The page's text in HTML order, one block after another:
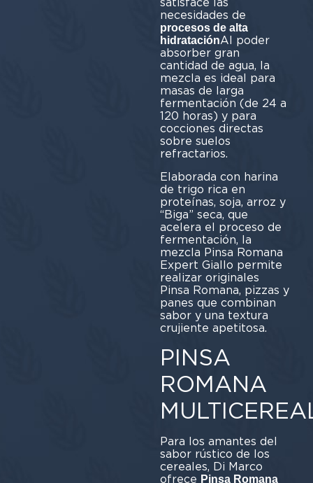
necesidades de
procesos de alta
hidrataciónAl poder
absorber gran
cantidad de agua, la
mezcla es ideal para
masas de larga
fermentación (de 24 a
120 horas) y para
cocciones directas
sobre suelos
refractarios.
Elaborada con harina
de trigo rica en
proteínas, soja, arroz y
“Biga” seca, que
acelera el proceso de
fermentación, la
mezcla Pinsa Romana
Expert Giallo permite
realizar originales
Pinsa Romana, pizzas y
panes que combinan
sabor y una textura
crujiente apetitosa.
PINSA
ROMANA
Para los amantes del
sabor rústico de los
cereales, Di Marco
ofrece Pinsa Romana